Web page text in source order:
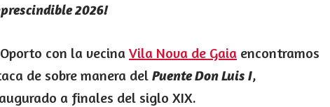
2026!
con la vecina Vila Nova de Gaia encontramos
de sobre manera del Puente Don Luis I,
a finales del siglo XIX.